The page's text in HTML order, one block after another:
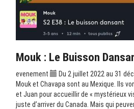
Mouk : Le Buisson
evenement
Du 2 juillet 2022 au 31
Mouk et Chavapa sont au Mexique. Ils
et Juan pour accueillir de « mystérieux
juste d’arriver du Canada. Mais qui